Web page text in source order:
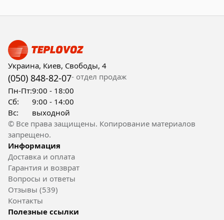
Украина, Киев, Свободы, 4
(050) 848-82-07- отдел продаж
Пн-Пт:9:00 - 18:00
Сб:
9:00 - 14:00
Вс:
выходной
© Все права защищены. Копирование материалов
запрещено.
Информация
Доставка и оплата
Гарантия и возврат
Вопросы и ответы
Отзывы (539)
Контакты
Полезные ссылки